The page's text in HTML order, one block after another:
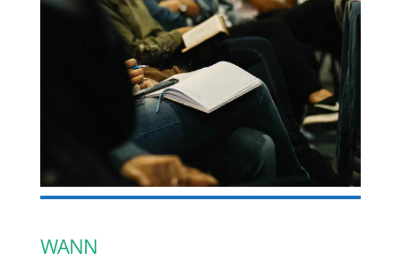
WANN